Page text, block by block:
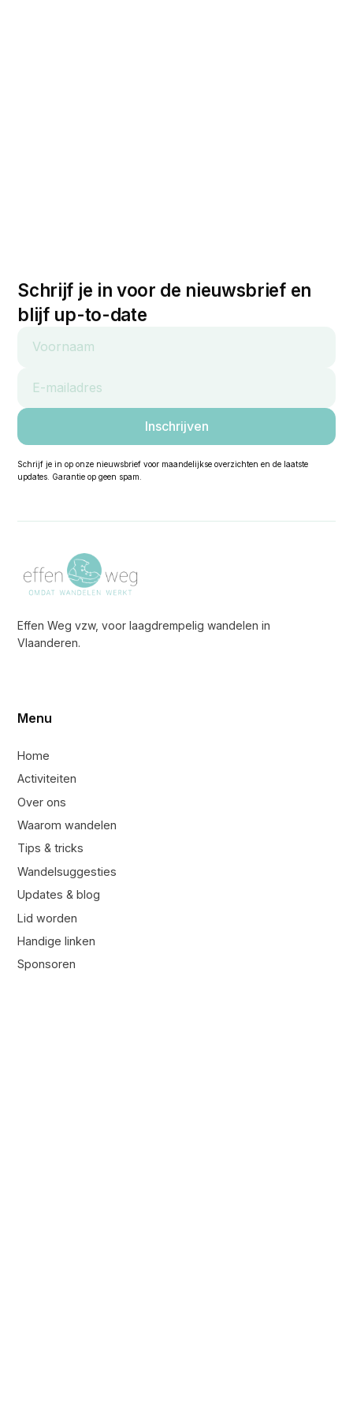
Schrijf je in voor de nieuwsbrief en
blijf up-to-date
Schrijf je in op onze nieuwsbrief voor maandelijkse overzichten en de laatste
updates. Garantie op geen spam.
Effen Weg vzw, voor laagdrempelig wandelen in
Vlaanderen.
Menu
Home
Activiteiten
Over ons
Waarom wandelen
Tips & tricks
Wandelsuggesties
Updates & blog
Lid worden
Handige linken
Sponsoren